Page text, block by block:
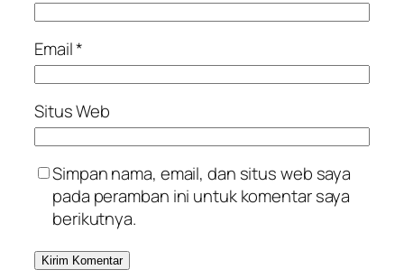
Email*
Situs Web
Simpan nama, email, dan situs web saya
pada peramban ini untuk komentar saya
berikutnya.